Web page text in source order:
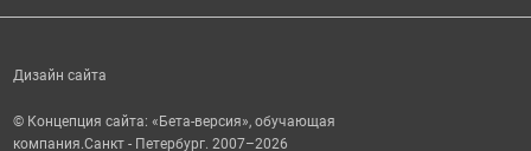
© Концепция сайта: «Бета-версия», обучающая
компания.Санкт - Петербург. 2007–2026
Дизайн сайта